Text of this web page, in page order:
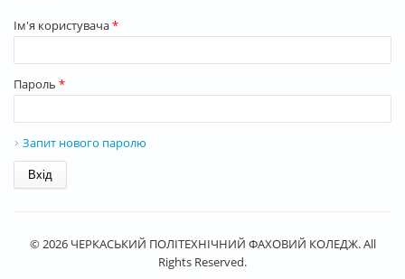
Ім'я користувача*
Пароль *
Запит нового паролю
© 2026 ЧЕРКАСЬКИЙ ПОЛІТЕХНІЧНИЙ ФАХОВИЙ КОЛЕДЖ. All
Rights Reserved.